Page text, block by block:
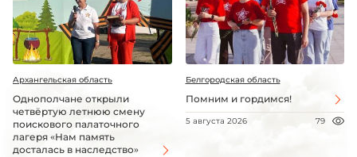
Архангельская область
Однополчане открыли
четвёртую летнюю смену
поискового палаточного
лагеря «Нам память
досталась в наследство»
Белгородская область
Помним и гордимся!
5 августа 2026 79